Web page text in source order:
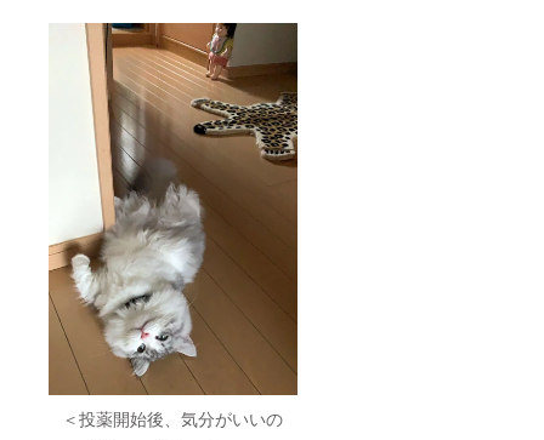
＜投薬開始後、気分がいいの